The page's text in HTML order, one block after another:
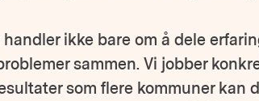
handler ikke bare om å dele
sammen. Vi jobber
som flere kommuner kan